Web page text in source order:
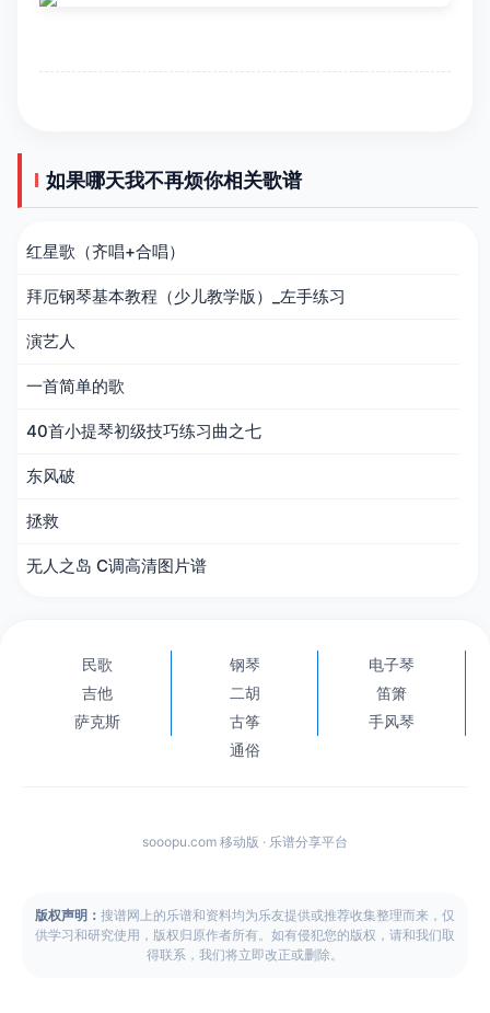
如果哪天我不再烦你相关歌谱
红星歌（齐唱+合唱）
拜厄钢琴基本教程（少儿教学版）_左手练习
演艺人
一首简单的歌
40首小提琴初级技巧练习曲之七
东风破
拯救
无人之岛 C调高清图片谱
民歌 钢琴
电子琴
吉他
二胡
笛箫
萨克斯
古筝
手风琴
通俗
sooopu.com 移动版 · 乐谱分享平台
版权声明： 搜谱网上的乐谱和资料均为乐友提供或推荐收集整理而来，仅
供学习和研究使用，版权归原作者所有。如有侵犯您的版权，请和我们取
得联系，我们将立即改正或删除。